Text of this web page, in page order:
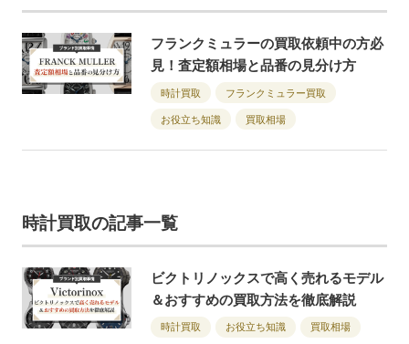
フランクミュラーの買取依頼中の方必
見！査定額相場と品番の見分け方
時計買取 フランクミュラー買取
お役立ち知識 買取相場
時計買取の記事一覧
ビクトリノックスで高く売れるモデル
＆おすすめの買取方法を徹底解説
時計買取 お役立ち知識 買取相場